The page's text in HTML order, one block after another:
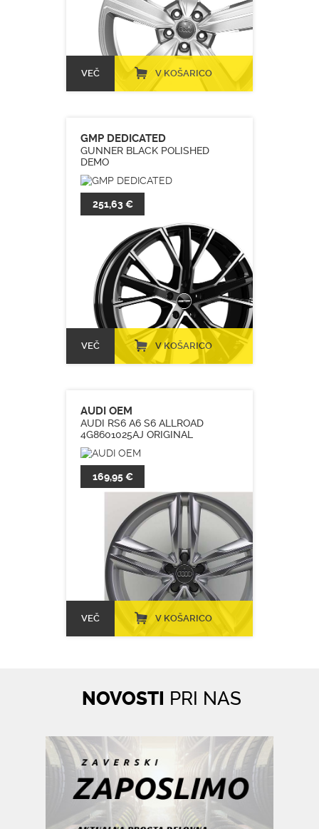
VEČ V KOŠARICO
GMP DEDICATED
GUNNER BLACK POLISHED
DEMO
251,63 €
VEČ V KOŠARICO
AUDI OEM
AUDI RS6 A6 S6 ALLROAD
4G8601025AJ ORIGINAL
169,95 €
VEČ V KOŠARICO
NOVOSTI PRI NAS